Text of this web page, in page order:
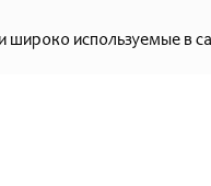
широко используемые в